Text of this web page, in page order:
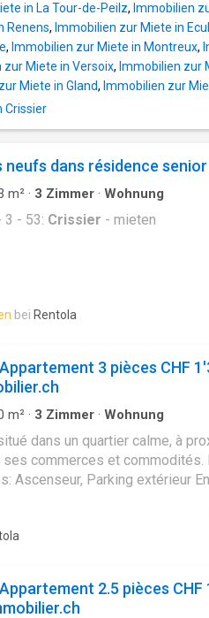
in La Tour-de-Peilz, Immobilien
Renens, Immobilien zur Miete in
, Immobilien zur Miete in Montreux,
zur Miete in Versoix, Immobilien zur
Miete in Gland, Immobilien zur
Crissier
neufs dans résidence senior
m² · 3 Zimmer · Wohnung
3 - 53: Crissier - mieten
bei Rentola
3 pièces CHF
m² · 3 Zimmer · Wohnung
dans un quartier calme, à
ses commerces et commodités.
Ascenseur, Parking extérieur
Banque(s), Restaurant(s),
intérieurs: Balcon,
fenêtre: Réfrigérateur Salle
2.5 pièces CHF